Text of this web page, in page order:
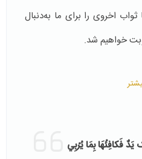
اخروی را برای ما به‌دنبال
خواهیم شد.
فَکافِئْهَا بِمَا يُرْبِي